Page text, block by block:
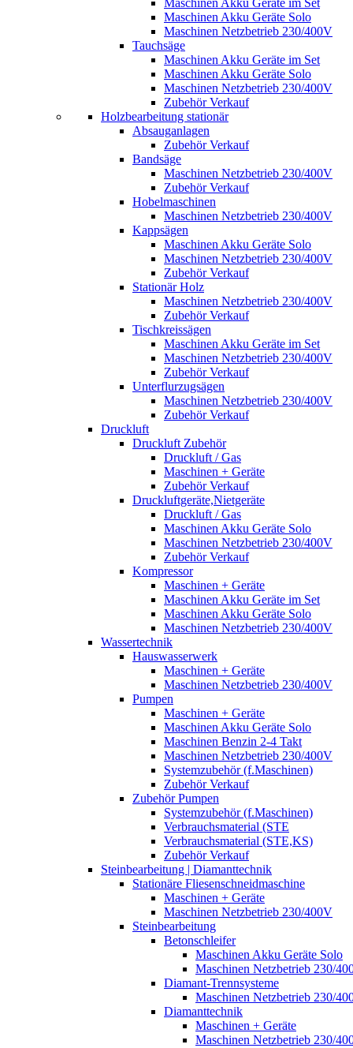
Maschinen Akku Geräte im Set
Maschinen Akku Geräte Solo
Maschinen Netzbetrieb 230/400V
Tauchsäge
Maschinen Akku Geräte im Set
Maschinen Akku Geräte Solo
Maschinen Netzbetrieb 230/400V
Zubehör Verkauf
Holzbearbeitung stationär
Absauganlagen
Zubehör Verkauf
Bandsäge
Maschinen Netzbetrieb 230/400V
Zubehör Verkauf
Hobelmaschinen
Maschinen Netzbetrieb 230/400V
Kappsägen
Maschinen Akku Geräte Solo
Maschinen Netzbetrieb 230/400V
Zubehör Verkauf
Stationär Holz
Maschinen Netzbetrieb 230/400V
Zubehör Verkauf
Tischkreissägen
Maschinen Akku Geräte im Set
Maschinen Netzbetrieb 230/400V
Zubehör Verkauf
Unterflurzugsägen
Maschinen Netzbetrieb 230/400V
Zubehör Verkauf
Druckluft
Druckluft Zubehör
Druckluft / Gas
Maschinen + Geräte
Zubehör Verkauf
Druckluftgeräte,Nietgeräte
Druckluft / Gas
Maschinen Akku Geräte Solo
Maschinen Netzbetrieb 230/400V
Zubehör Verkauf
Kompressor
Maschinen + Geräte
Maschinen Akku Geräte im Set
Maschinen Akku Geräte Solo
Maschinen Netzbetrieb 230/400V
Wassertechnik
Hauswasserwerk
Maschinen + Geräte
Maschinen Netzbetrieb 230/400V
Pumpen
Maschinen + Geräte
Maschinen Akku Geräte Solo
Maschinen Benzin 2-4 Takt
Maschinen Netzbetrieb 230/400V
Systemzubehör (f.Maschinen)
Zubehör Verkauf
Zubehör Pumpen
Systemzubehör (f.Maschinen)
Verbrauchsmaterial (STE
Verbrauchsmaterial (STE,KS)
Zubehör Verkauf
Steinbearbeitung | Diamanttechnik
Stationäre Fliesenschneidmaschine
Maschinen + Geräte
Maschinen Netzbetrieb 230/400V
Steinbearbeitung
Betonschleifer
Maschinen Akku Geräte Solo
Maschinen Netzbetrieb 230/
Diamant-Trennsysteme
Maschinen Netzbetrieb 230/
Diamanttechnik
Maschinen + Geräte
Maschinen Netzbetrieb 230/